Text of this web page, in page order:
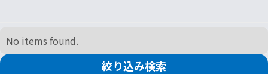
No items found.
絞り込み検索